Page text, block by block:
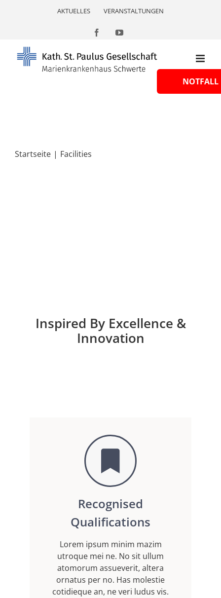
AKTUELLES VERANSTALTUNGEN
FacebookYouTube
Startseite Facilities
Inspired By Excellence &
Innovation
Recognised
Qualifications
Lorem ipsum minim mazim
utroque mei ne. No sit ullum
atomorum assueverit, altera
ornatus per no. Has molestie
cotidieque an, ne veri ludus vis.
NOTFALL